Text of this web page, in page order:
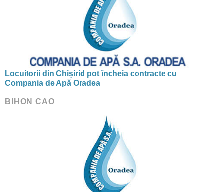
Locuitorii din Chișirid pot încheia contracte cu
Compania de Apă Oradea
BIHON CAO